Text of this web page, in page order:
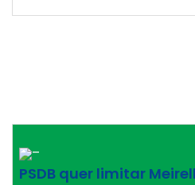
–
PSDB quer limitar